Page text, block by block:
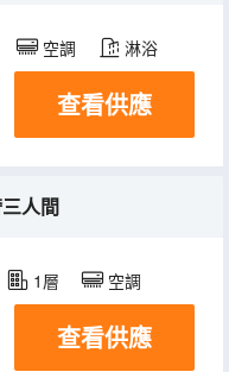
空調 淋浴
查看供應
人間
1層 空調
查看供應